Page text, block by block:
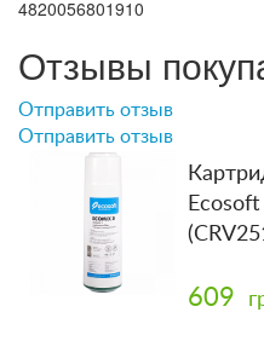
4820056801910
Отзывы
Отправить отзыв
Отправить отзыв
609